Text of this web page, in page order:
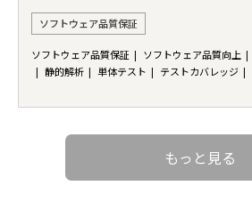
ソフトウェア品質保証
ソフトウェア品質保証 ソフトウェア品質向上
静的解析
単体テスト テストカバレッジ
もっと見る